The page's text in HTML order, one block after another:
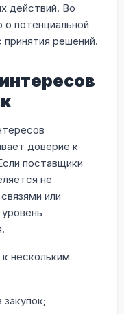
действий. Во
о потенциальной
решений.
доверие к
поставщики
не
или
нескольким